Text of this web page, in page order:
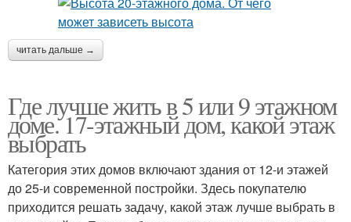
читать дальше →
Где лучше жить в 5 или 9 этажном
доме. 17-этажный дом, какой этаж
выбрать
Категория этих домов включают здания от 12-и этажей
до 25-и современной постройки. Здесь покупателю
приходится решать задачу, какой этаж лучше выбрать в